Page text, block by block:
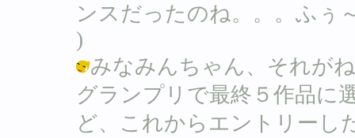
ンスだったのね。。。ふぅ
)
みなみんちゃん、それが
グランプリで最終５作品に
ど、これからエントリーし